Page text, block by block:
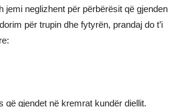
jemi neglizhent për përbërësit që gjenden
për trupin dhe fytyrën, prandaj do t’i
që gjendet në kremrat kundër diellit.